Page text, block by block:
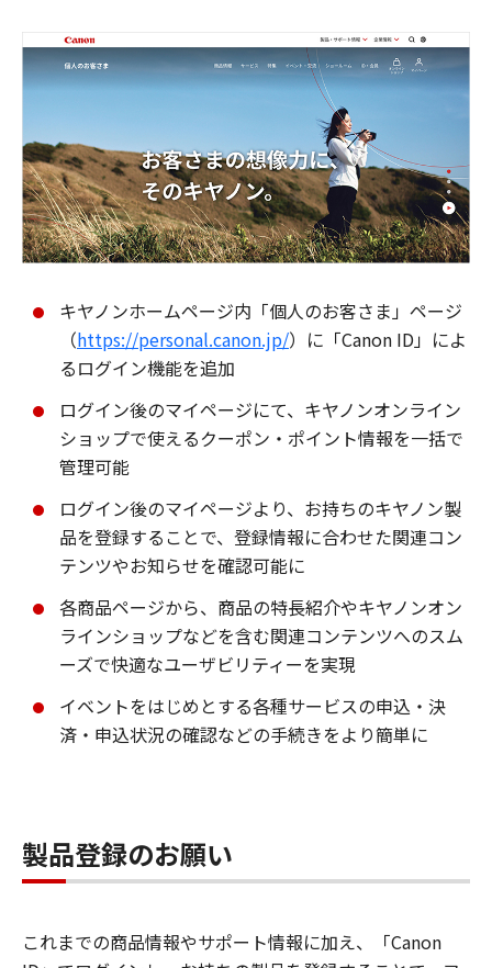
キヤノンホームページ内「個人のお客さま」ページ
（https://personal.canon.jp/）に「Canon ID」によ
るログイン機能を追加
ログイン後のマイページにて、キヤノンオンライン
ショップで使えるクーポン・ポイント情報を一括で
管理可能
ログイン後のマイページより、お持ちのキヤノン製
品を登録することで、登録情報に合わせた関連コン
テンツやお知らせを確認可能に
各商品ページから、商品の特長紹介やキヤノンオン
ラインショップなどを含む関連コンテンツへのスム
ーズで快適なユーザビリティーを実現
イベントをはじめとする各種サービスの申込・決
済・申込状況の確認などの手続きをより簡単に
製品登録のお願い
これまでの商品情報やサポート情報に加え、「Canon